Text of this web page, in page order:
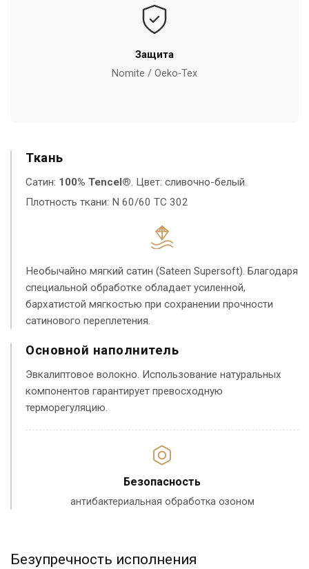
Защита
Nomite / Oeko-Tex
Ткань
Сатин: 100% Tencel®. Цвет: сливочно-белый.
Плотность ткани: N 60/60 TC 302
Необычайно мягкий сатин (Sateen Supersoft). Благодаря
специальной обработке обладает усиленной,
бархатистой мягкостью при сохранении прочности
сатинового переплетения.
Основной наполнитель
Эвкалиптовое волокно. Использование натуральных
компонентов гарантирует превосходную
терморегуляцию.
Безопасность
антибактериальная обработка озоном
Безупречность исполнения